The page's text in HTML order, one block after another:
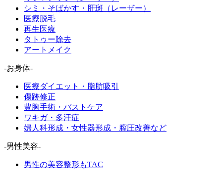
シミ・そばかす・肝斑（レーザー）
医療脱毛
再生医療
タトゥー除去
アートメイク
-お身体-
医療ダイエット・脂肪吸引
傷跡修正
豊胸手術・バストケア
ワキガ・多汗症
婦人科形成・女性器形成・膣圧改善など
-男性美容-
男性の美容整形もTAC